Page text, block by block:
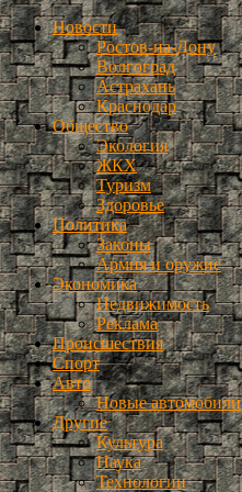
Новости
Ростов-на-Дону
Волгоград
Астрахань
Краснодар
Общество
Экология
ЖКХ
Туризм
Здоровье
Политика
Законы
Армия и оружие
Экономика
Недвижимость
Реклама
Происшествия
Спорт
Авто
Новые автомобили
Другие
Культура
Наука
Технологии